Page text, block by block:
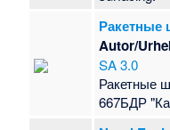
Ракетные
Autor/
SA 3.0
Ракетные
667БДР